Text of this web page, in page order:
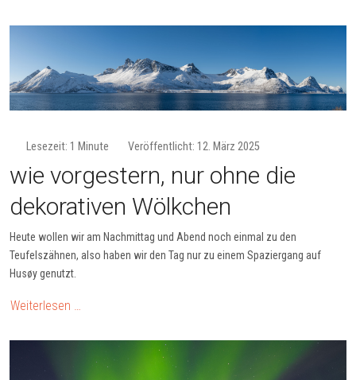
Lesezeit: 1 Minute Veröffentlicht: 12. März 2025
wie vorgestern, nur ohne die
dekorativen Wölkchen
Heute wollen wir am Nachmittag und Abend noch einmal zu den
Teufelszähnen, also haben wir den Tag nur zu einem Spaziergang auf
Husøy genutzt.
Weiterlesen …